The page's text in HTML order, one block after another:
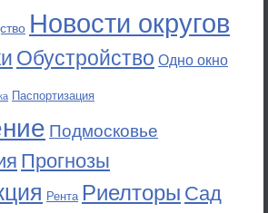
Новости округов
Обустройство Одно окно
Паспортизация
Подмосковье
Прогнозы
Рента Риелторы Сад